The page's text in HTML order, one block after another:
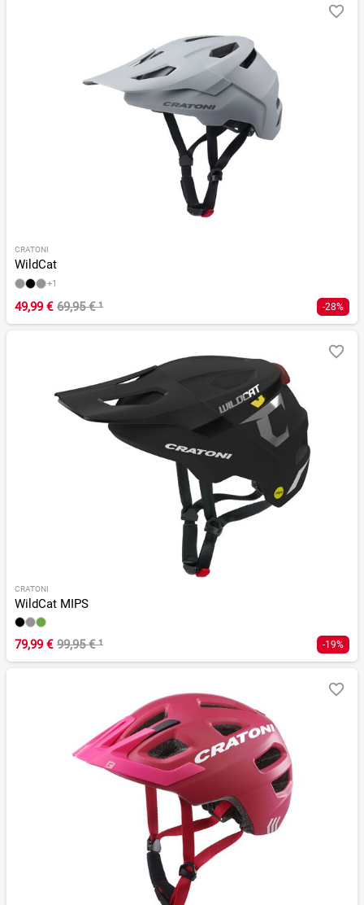
CRATONI
WildCat
+1
49,99 € 69,95 €¹ -28%
CRATONI
WildCat MIPS
79,99 € 99,95 €¹ -19%